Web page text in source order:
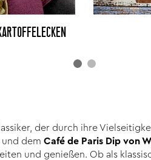
der durch ihre
und dem Café de Paris Dip von
und genießen. Ob als